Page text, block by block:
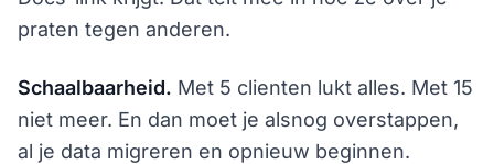
praten tegen anderen.
Schaalbaarheid. Met 5 clienten lukt alles. Met 15
niet meer. En dan moet je alsnog overstappen,
al je data migreren en opnieuw beginnen.